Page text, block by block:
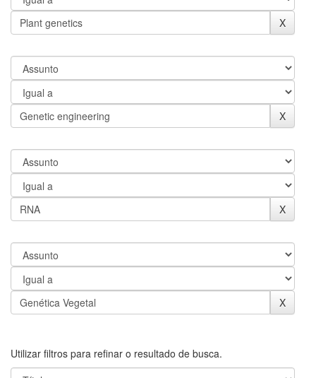
Utilizar filtros para refinar o resultado de busca.